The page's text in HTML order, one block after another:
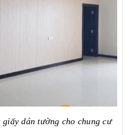
dán tường cho chung cư